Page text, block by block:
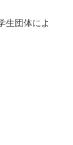
生団体によ